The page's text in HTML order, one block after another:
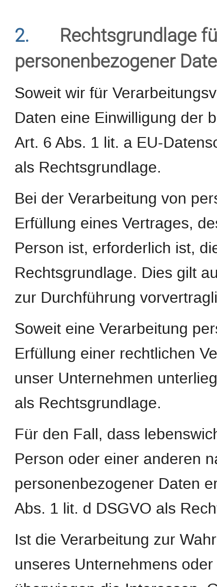
2.
Rechtsgrundlage
personenbezogener
Soweit wir für
Daten eine Einwilligung der
Art. 6 Abs. 1 lit. a EU-
als Rechtsgrundlage.
Bei der Verarbeitung von
Erfüllung eines Vertrages,
Person ist, erforderlich ist,
Rechtsgrundlage. Dies gilt
zur Durchführung
Soweit eine Verarbeitung
Erfüllung einer rechtlichen
unser Unternehmen
als Rechtsgrundlage.
Für den Fall, dass
Person oder einer anderen
personenbezogener Daten
Abs. 1 lit. d DSGVO als
Ist die Verarbeitung zur
unseres Unternehmens